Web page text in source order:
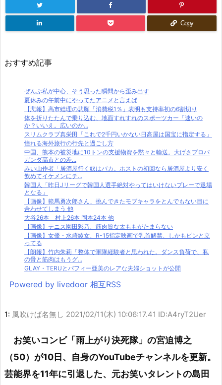
Copy
おすすめ記事
ぜんぶ私が中心、そう思った瞬間から歪み出す
夏休みの午前中にやってたアニメと言えば
【悲報】高市総理の悲願「消費税1％」表明も支持率初の6割切り
体を折りたたんで乗り込む、地面すれすれのスポーツカー「速いの
か？いいえ。広いのか...
スリムクラブ真栄田「これで2千円いかない日高屋は国宝に指定する」
憧れる海外旅行の行先と過ごし方
中国、熊本の被災地に10トンの支援物資を黙々と輸送。大げさプロパ
ガンダ高市との差...
みい山作者「居酒屋行く奴はバカ。ホストの初回なら居酒屋より安く
飲めてイケメンにチ...
韓国人「昨日Jリーグで韓国人選手絶対やってはいけないプレーで退場
となる」
【画像】範馬勇次郎さん、挑んできたモブキャラをとんでもない目に
合わせてしまう 他
大谷26本 村上26本 岡本24本 他
【画像】テニス園田彩乃、筋肉質な太ももがたまらない
【画像】女優・水崎綾女、R-15指定映画で乳首解禁、しかもピンと立
ってる
【朗報】竹内朱莉「整体で軍隊経験者と思われた。ダンス負荷で、私
の骨と筋肉はもうグ...
GLAY・TERUとパフィー亜美のレアな夫婦ショットが公開
Powered by livedoor 相互RSS
1: 風吹けば名無し 2021/02/11(木) 10:06:17.41 ID:A4ryT2Uer
お笑いコンビ「雨上がり決死隊」の宮迫博之
（50）が10日、自身のYouTubeチャンネルを更新。
芸能界を11年に引退した、元お笑いタレントの島田